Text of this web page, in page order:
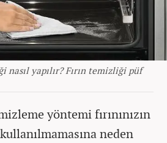
nasıl yapılır? Fırın temizliği püf
yöntemi fırınınızın
neden